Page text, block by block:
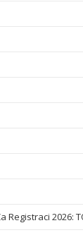
Registraci 2026: